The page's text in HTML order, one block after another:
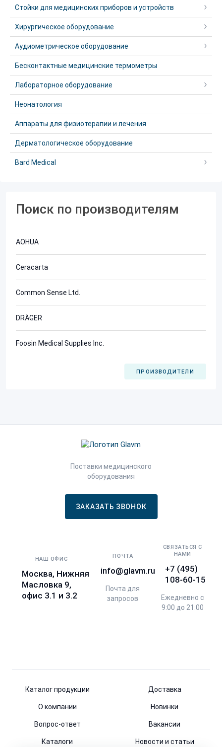
Стойки для медицинских приборов и устройств
Хирургическое оборудование
Аудиометрическое оборудование
Бесконтактные медицинские термометры
Лабораторное оборудование
Неонатология
Аппараты для физиотерапии и лечения
Дерматологическое оборудование
Bard Medical
Поиск по производителям
AOHUA
Ceracarta
Common Sense Ltd.
DRÄGER
Foosin Medical Supplies Inc.
ПРОИЗВОДИТЕЛИ
Поставки медицинского
оборудования
ЗАКАЗАТЬ ЗВОНОК
НАШ ОФИС
Москва, Нижняя
Масловка 9,
офис 3.1 и 3.2
ПОЧТА
info@glavm.ru
Почта для
запросов
СВЯЗАТЬСЯ С
НАМИ
+7 (495)
108-60-15
Ежедневно с
9:00 до 21:00
Каталог продукции Доставка
О компании Новинки
Вопрос-ответ Вакансии
Каталоги Новости и статьи